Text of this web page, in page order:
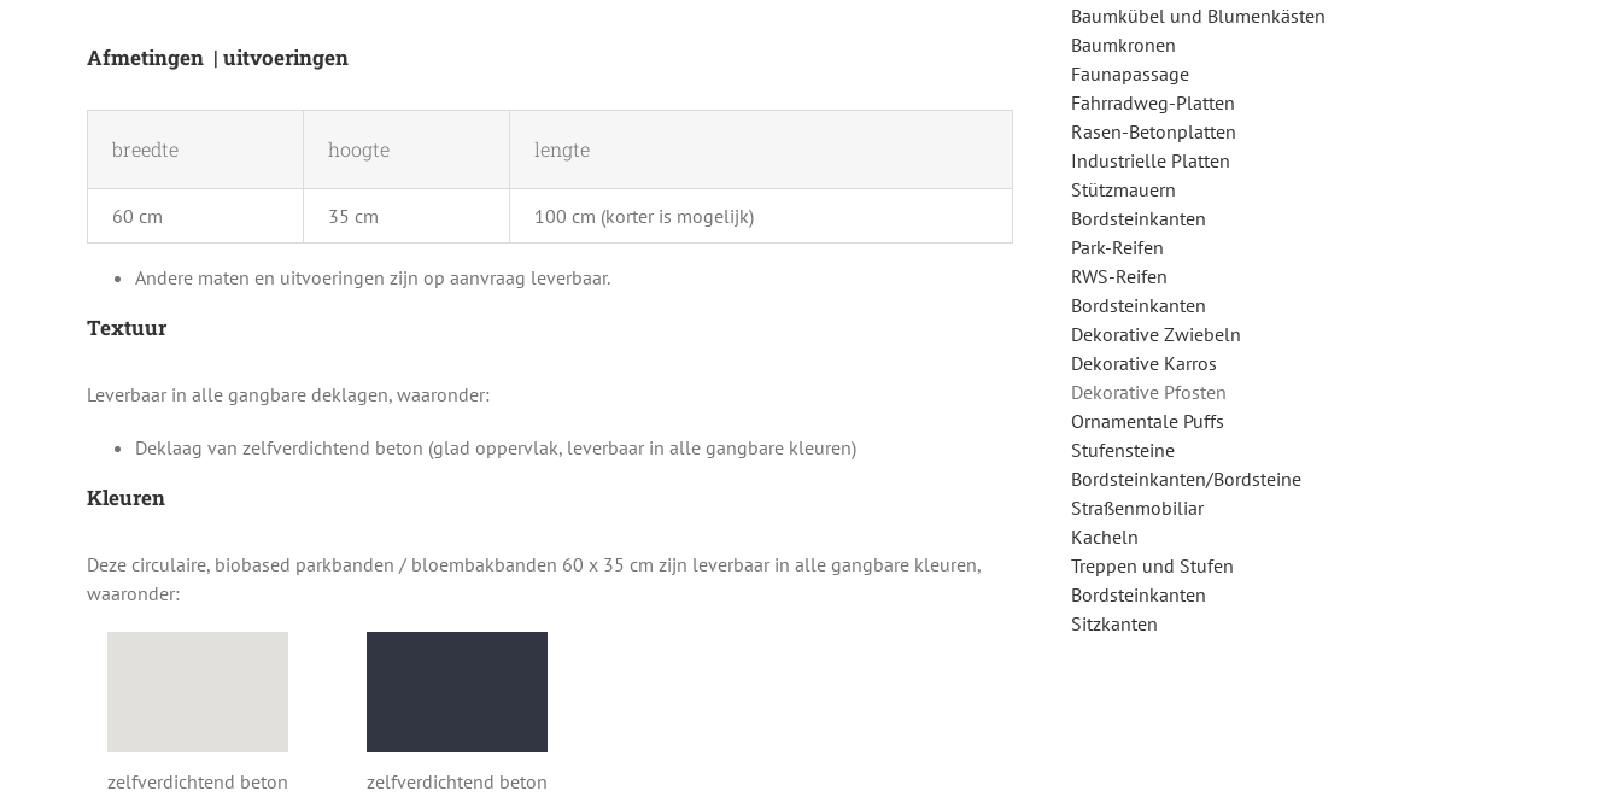
Afmetingen | uitvoeringen
breedte hoogte lengte
60 cm 35 cm 100 cm (korter is mogelijk)
Andere maten en uitvoeringen zijn op aanvraag leverbaar.
Textuur
Leverbaar in alle gangbare deklagen, waaronder:
Deklaag van zelfverdichtend beton (glad oppervlak, leverbaar in alle gangbare kleuren)
Kleuren
Deze circulaire, biobased parkbanden / bloembakbanden 60 x 35 cm zijn leverbaar in alle gangbare kleuren,
waaronder:
zelfverdichtend beton
zelfverdichtend beton
Baumkübel und Blumenkästen
Baumkronen
Faunapassage
Fahrradweg-Platten
Rasen-Betonplatten
Industrielle Platten
Stützmauern
Bordsteinkanten
Park-Reifen
RWS-Reifen
Bordsteinkanten
Dekorative Zwiebeln
Dekorative Karros
Dekorative Pfosten
Ornamentale Puffs
Stufensteine
Bordsteinkanten/Bordsteine
Straßenmobiliar
Kacheln
Treppen und Stufen
Bordsteinkanten
Sitzkanten